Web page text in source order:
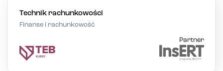
Technik rachunkowości
Finanse i rachunkowość
Partner